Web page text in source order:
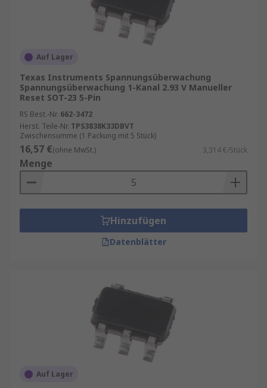
Auf Lager
Texas Instruments Spannungsüberwachung
Spannungsüberwachung 1-Kanal 2.93 V Manueller
Reset SOT-23 5-Pin
RS Best.-Nr. 662-3472
Herst. Teile-Nr. TPS3838K33DBVT
Zwischensumme (1 Packung mit 5 Stück)
16,57 €(ohne MwSt.) 3,314 €/Stück
Menge
Hinzufügen
Datenblätter
Auf Lager